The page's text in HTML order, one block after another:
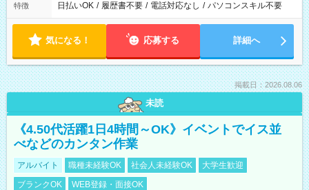
特徴 日払いOK / 履歴書不要 / 電話対応なし / パソコンスキル不要
気になる！ 応募する 詳細へ
掲載日：2026.08.06
未読
《4.50代活躍1日4時間～OK》イベントでイス並
べなどのカンタン作業
アルバイト 職種未経験OK 社会人未経験OK
大学生歓迎
ブランクOK
WEB登録・面接OK